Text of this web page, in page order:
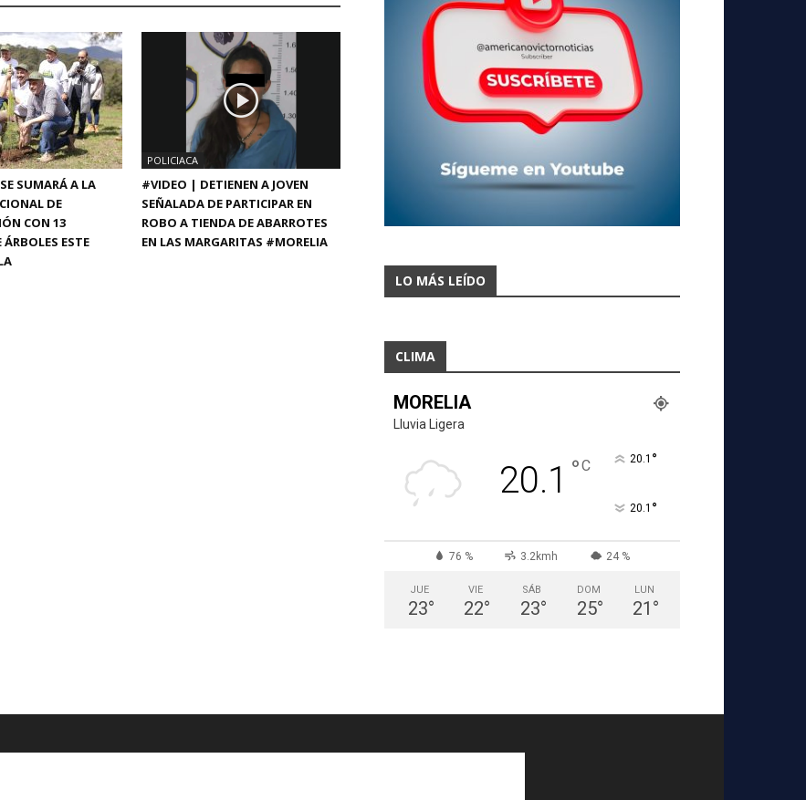
SUMARÁ A LA
DE
CON 13
ESTE
POLICIACA
#VIDEO | DETIENEN A JOVEN
SEÑALADA DE PARTICIPAR EN
ROBO A TIENDA DE ABARROTES
EN LAS MARGARITAS #MORELIA
LO MÁS LEÍDO
CLIMA
MORELIA
Lluvia Ligera
20.1 °C 20.1 °
20.1 °
76 % 3.2kmh 24 %
JUE
23°
VIE
22°
SÁB
23°
DOM
25°
LUN
21 °